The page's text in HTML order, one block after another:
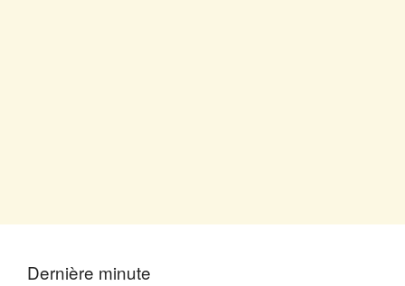
Dernière minute